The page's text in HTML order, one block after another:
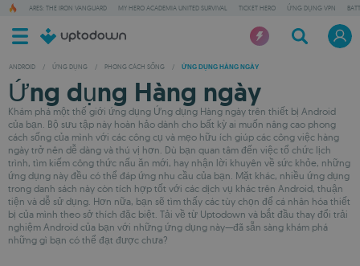
ARES: THE IRON VANGUARD MY HERO ACADEMIA UNITED SURVIVAL TICKET HERO ỨNG DỤNG VPN
ANDROID / ỨNG DỤNG / PHONG CÁCH SỐNG / ỨNG DỤNG HÀNG NGÀY
Ứng dụng Hàng ngày
Khám phá một thế giới ứng dụng Ứng dụng Hàng ngày trên thiết bị Android
của bạn. Bộ sưu tập này hoàn hảo dành cho bất kỳ ai muốn nâng cao phong
cách sống của mình với các công cụ và mẹo hữu ích giúp các công việc hàng
ngày trở nên dễ dàng và thú vị hơn. Dù bạn quan tâm đến việc tổ chức lịch
trình, tìm kiếm công thức nấu ăn mới, hay nhận lời khuyên về sức khỏe, những
ứng dụng này đều có thể đáp ứng nhu cầu của bạn. Mặt khác, nhiều ứng dụng
trong danh sách này còn tích hợp tốt với các dịch vụ khác trên Android, thuận
tiện và dễ sử dụng. Hơn nữa, bạn sẽ tìm thấy các tùy chọn để cá nhân hóa thiết
bị của mình theo sở thích đặc biệt. Tải về từ Uptodown và bắt đầu thay đổi trải
nghiệm Android của bạn với những ứng dụng này—đã sẵn sàng khám phá
những gì bạn có thể đạt được chưa?